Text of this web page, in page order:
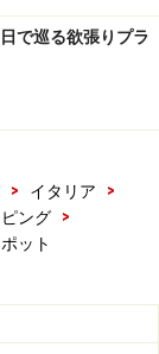
入る
確認くださ
注意を払ってく
で巡る欲張りプラ
> イタリア
>
ング
>
ット